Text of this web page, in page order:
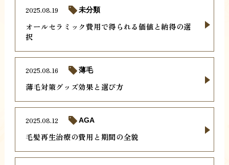
オールセラミック費用で得られる価値と納得の選
択
2025.08.19 未分類
薄毛対策グッズ効果と選び方
2025.08.16 薄毛
毛髪再生治療の費用と期間の全貌
2025.08.12 AGA